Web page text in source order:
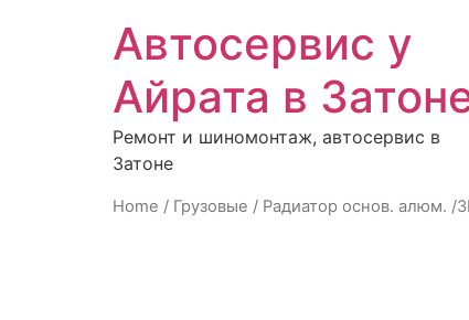
Автосервис у
Айрата в
Ремонт и шиномонтаж, автосервис в
Затоне
Home / Грузовые / Радиатор основ. алюм. /